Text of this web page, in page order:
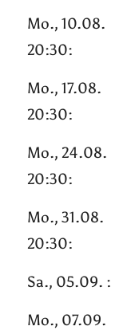
Mo., 10.08.
20:30:
Mo., 17.08.
20:30:
Mo., 24.08.
20:30:
Mo., 31.08.
20:30:
Sa., 05.09. :
Mo., 07.09.